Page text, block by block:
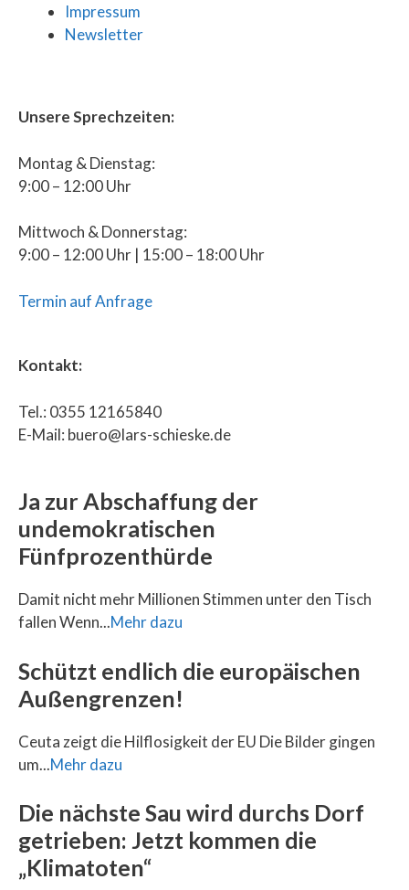
Impressum
Newsletter
Unsere Sprechzeiten:
Montag & Dienstag:
9:00 – 12:00 Uhr
Mittwoch & Donnerstag:
9:00 – 12:00 Uhr | 15:00 – 18:00 Uhr
Termin auf Anfrage
Kontakt:
Tel.: 0355 12165840
E-Mail: buero@lars-schieske.de
Ja zur Abschaffung der
undemokratischen
Fünfprozenthürde
Damit nicht mehr Millionen Stimmen unter den Tisch
fallen Wenn...Mehr dazu
Schützt endlich die europäischen
Außengrenzen!
Ceuta zeigt die Hilflosigkeit der EU Die Bilder gingen
um...Mehr dazu
Die nächste Sau wird durchs Dorf
getrieben: Jetzt kommen die
„Klimatoten“